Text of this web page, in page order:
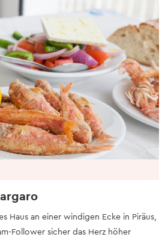
Haus an einer windigen Ecke in Piräus,
Follower sicher das Herz höher